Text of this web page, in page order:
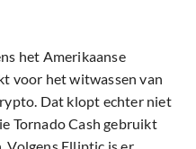
het Amerikaanse
voor het witwassen van
Dat klopt echter niet
Tornado Cash gebruikt